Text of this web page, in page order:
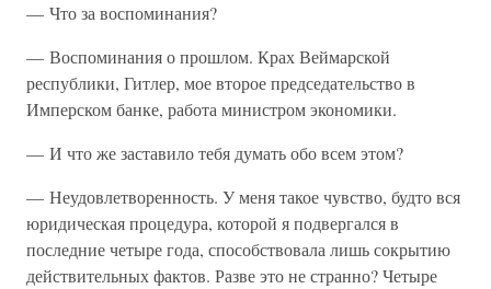
— Что за воспоминания?
— Воспоминания о прошлом. Крах Веймарской
республики, Гитлер, мое второе председательство в
Имперском банке, работа министром экономики.
— И что же заставило тебя думать обо всем этом?
— Неудовлетворенность. У меня такое чувство, будто вся
юридическая процедура, которой я подвергался в
последние четыре года, способствовала лишь сокрытию
действительных фактов. Разве это не странно? Четыре